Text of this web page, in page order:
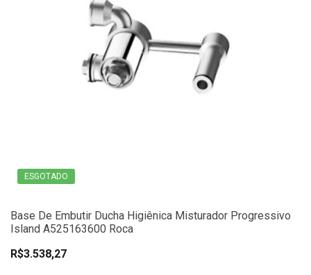
ESGOTADO
Base De Embutir Ducha Higiênica Misturador Progressivo
Island A525163600 Roca
R$3.538,27